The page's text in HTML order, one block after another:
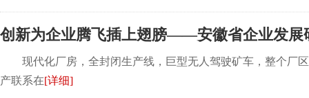
创新为企业腾飞插上翅膀——安徽省企业发展
现代化厂房，全封闭生产线，巨型无人驾驶矿车，整个厂区
产联系在[详细]